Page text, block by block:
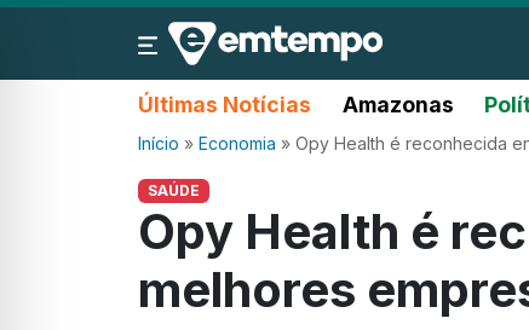
Últimas Notícias Amazonas
Início » Economia » Opy Health é reconhecida
SAÚDE
Opy Health é
melhores